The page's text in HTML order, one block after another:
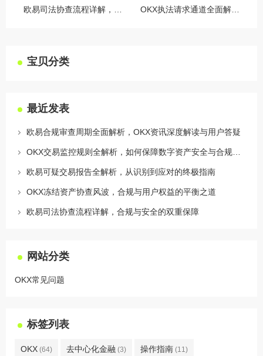
宝贝分类
最近发表
欧易合规审查周期全面解析，OKX资讯深度解读与用户答疑
欧易可疑交易报告全解析，从识别到应对的终极指南
OKX冻结资产协查风波，合规与用户权益的平衡之道
欧易司法协查流程详解，合规与安全的双重保障
网站分类
OKX常见问题
标签列表
OKX (64) 去中心化金融 (3) 操作指南 (11)